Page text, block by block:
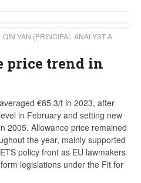
QIN YAN (PRINCIPAL ANALYST A
price trend in
€85.3/t in 2023, after
in February and setting new
2005. Allowance price remained
the year, mainly supported
policy front as EU lawmakers
legislations under the Fit for